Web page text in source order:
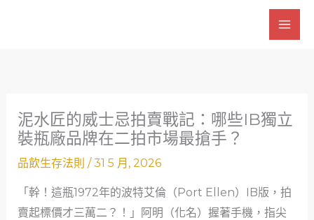
泥水匠的威士忌拍賣戰記：哪些IB獨立
裝瓶廠品牌在二拍市場最搶手？
品飲生存法則 /31 5 月, 2026
「幹！這瓶1972年的波特艾倫（Port Ellen）IB版，拍
賣起標價才三萬二？！」阿明（化名）握著手機，指尖